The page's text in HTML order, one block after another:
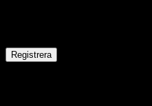
Registrera